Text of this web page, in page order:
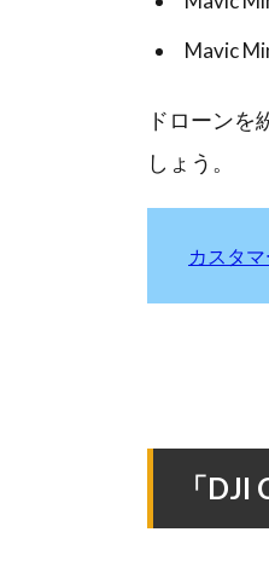
Mavic
ドローンを
しょう。
カスタ
「